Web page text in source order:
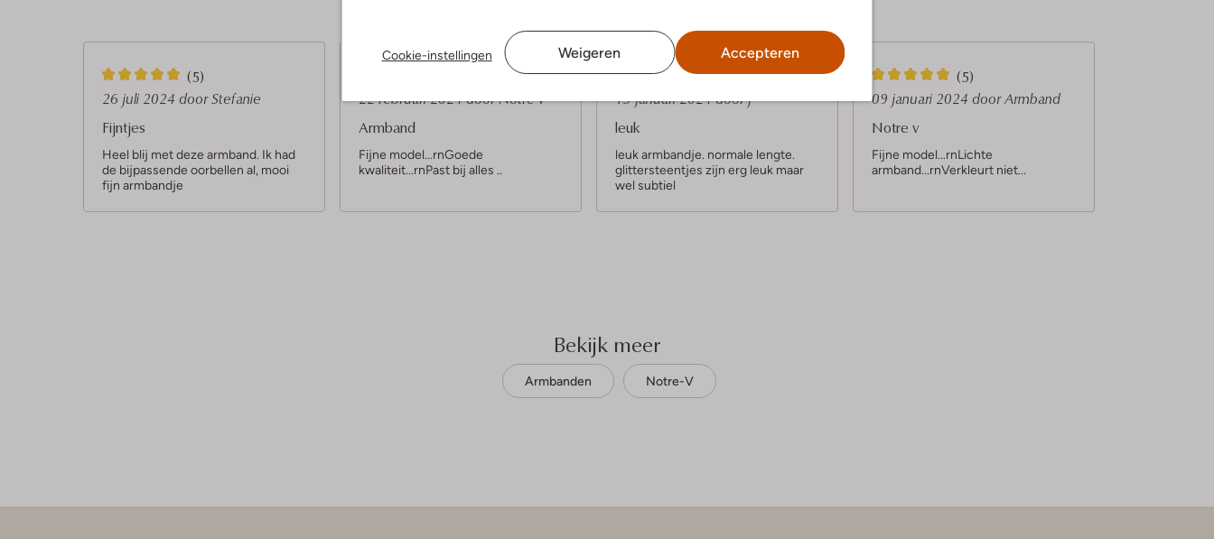
Cookie-instellingen Weigeren Accepteren
5
S
t
e
r
(5)
26 juli 2024 door Stefanie
Fijntjes
Heel blij met deze armband. Ik had
de bijpassende oorbellen al, mooi
fijn armbandje
S
t
e
r
22 februari 2024door Notre v
Armband
Fijne model...rnGoede
kwaliteit...rnPast bij alles ..
5
S
t
e
r
(5)
13 januari 2024door j
leuk
leuk armbandje. normale lengte.
glittersteentjes zijn erg leuk maar
wel subtiel
5
S
t
e
r
(5)
09 januari 2024 door Armband
Notre v
Fijne model...rnLichte
armband...rnVerkleurt niet...
Bekijk meer
Armbanden Notre-V